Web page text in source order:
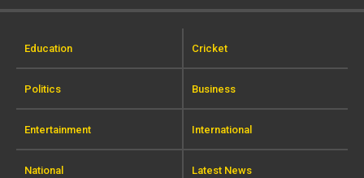
Education Cricket
Politics Business
Entertainment International
National Latest News